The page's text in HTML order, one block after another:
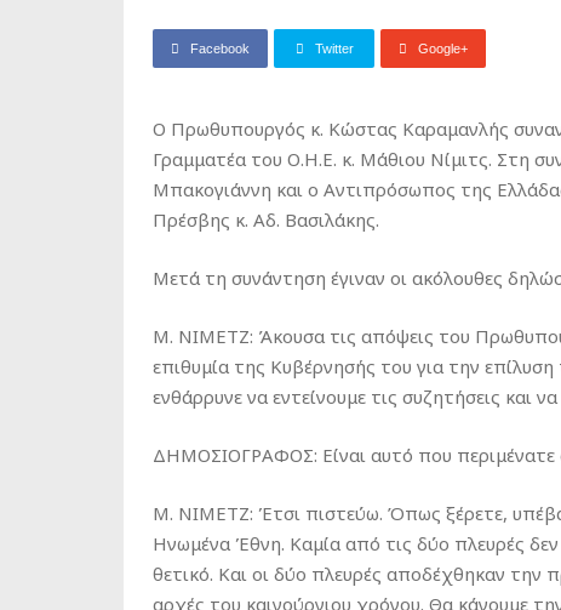
Facebook Twitter Google+
Ο Πρωθυπουργός κ. Κώστας Καραμανλής
Γραμματέα του Ο.Η.Ε. κ. Μάθιου Νίμιτς. Στη
Μπακογιάννη και ο Αντιπρόσωπος της
Πρέσβης κ. Αδ. Βασιλάκης.
Μετά τη συνάντηση έγιναν οι ακόλουθες
M. NIMETZ: Άκουσα τις απόψεις του
επιθυμία της Κυβέρνησής του για την
ενθάρρυνε να εντείνουμε τις συζητήσεις και
ΔΗΜΟΣΙΟΓΡΑΦΟΣ: Είναι αυτό που περιμένατε
M. NIMETZ: Έτσι πιστεύω. Όπως ξέρετε,
Ηνωμένα Έθνη. Καμία από τις δύο πλευρές
θετικό. Και οι δύο πλευρές αποδέχθηκαν την
αρχές του καινούργιου χρόνου. Θα κάνουμε